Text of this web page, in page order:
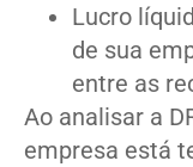
Lucro
de sua
entre as
Ao analisar a
empresa está